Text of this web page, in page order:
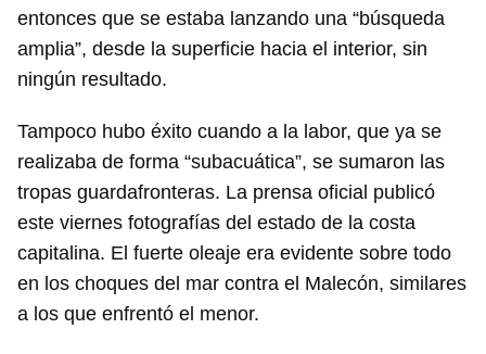
entonces que se estaba lanzando una “búsqueda
amplia”, desde la superficie hacia el interior, sin
ningún resultado.
Tampoco hubo éxito cuando a la labor, que ya se
realizaba de forma “subacuática”, se sumaron las
tropas guardafronteras. La prensa oficial publicó
este viernes fotografías del estado de la costa
capitalina. El fuerte oleaje era evidente sobre todo
en los choques del mar contra el Malecón, similares
a los que enfrentó el menor.